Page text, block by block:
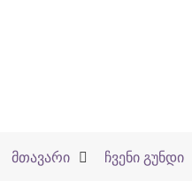
მთავარი ჩვენი გუნდი